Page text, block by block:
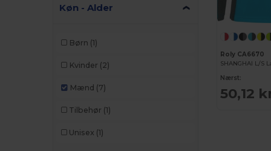
Køn - Alder
Børn (1)
Kvinder (2)
Mænd (7)
Tilbehør (1)
Unisex (1)
Roly CA6670
Nærst:
50,12